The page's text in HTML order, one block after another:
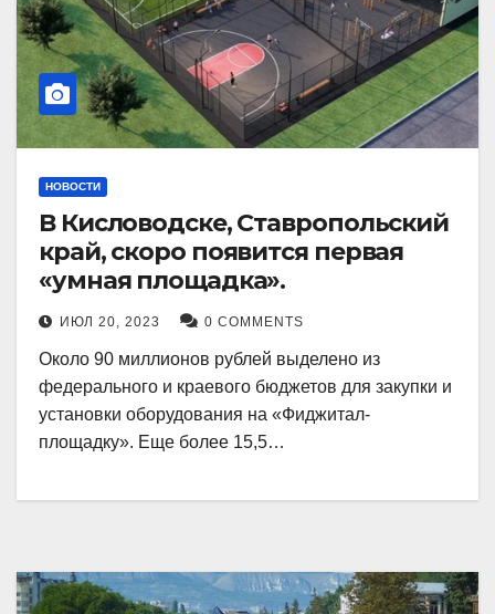
НОВОСТИ
В Кисловодске, Ставропольский
край, скоро появится первая
«умная площадка».
ИЮЛ 20, 2023 0 COMMENTS
Около 90 миллионов рублей выделено из
федерального и краевого бюджетов для закупки и
установки оборудования на «Фиджитал-
площадку». Еще более 15,5…